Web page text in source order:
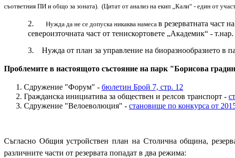
съответния ПИ и общо за зоната). (Цитат от анализ на екип „Кали“ - един от
2. Нужда да не се допуска никаква намеса в резерватната част
североизточната част от тенискортовете „Академик“ -
3. Нужда от план за управление на биоразнообразието в
Проблемите в настоящото състояние на парк "Борисова
Сдружение "Форум" - бюлетин Брой 7, стр. 12
Гражданска инициатива за обществен и релсов транспорт -
Сдружение "Велоеволюция" - становище по конкурса от
Съгласно Общия устройствен план на Столична община,
различните части от резервата попадат в два режима: